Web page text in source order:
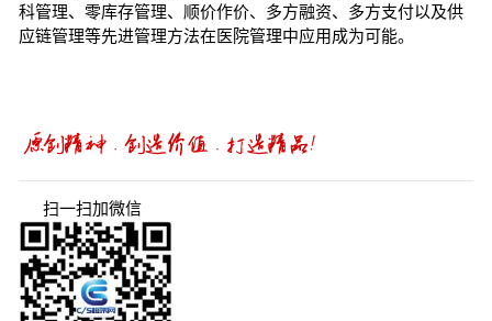
科管理、零库存管理、顺价作价、多方融资、多方支付以及供
应链管理等先进管理方法在医院管理中应用成为可能。
扫一扫加微信